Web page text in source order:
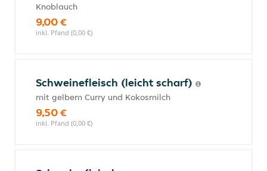
Knoblauch
9,00 €
inkl. Pfand (0,00 €)
Schweinefleisch (leicht scharf)
mit gelbem Curry und Kokosmilch
9,50 €
inkl. Pfand (0,00 €)